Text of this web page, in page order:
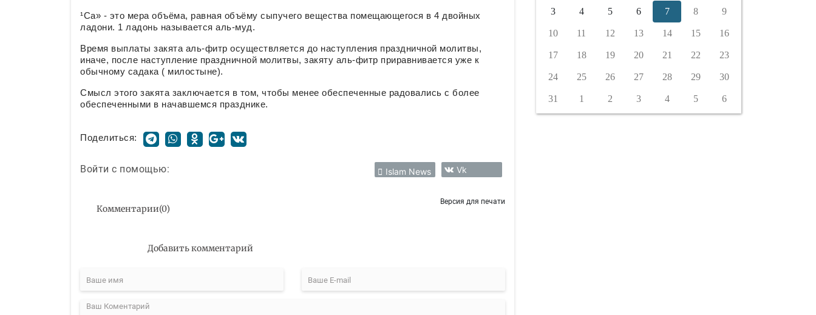
¹Са» - это мера объёма, равная объёму сыпучего вещества помещающегося в 4 двойных
ладони. 1 ладонь называется аль-муд.
Время выплаты закята аль-фитр осуществляется до наступления праздничной молитвы,
иначе, после наступление праздничной молитвы, закяту аль-фитр приравнивается уже к
обычному садака ( милостыне).
Смысл этого закята заключается в том, чтобы менее обеспеченные радовались с более
обеспеченными в начавшемся празднике.
Поделиться:
Войти с помощью: Islam News Vk
Комментарии(0)
Версия для печати
Добавить комментарий
3 4 5 6 7 8 9
10 11 12 13 14 15 16
17 18 19 20 21 22 23
24 25 26 27 28 29 30
31 1 2 3 4 5 6